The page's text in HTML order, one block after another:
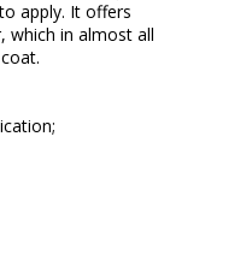
apply. It offers
which in almost all